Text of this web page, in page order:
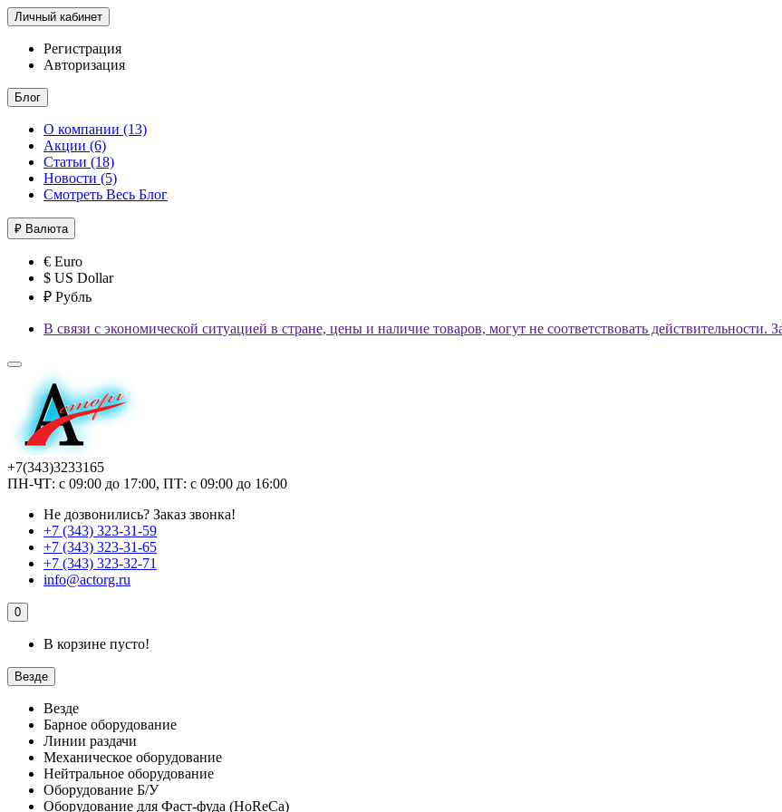
Личный кабинет
Регистрация
Авторизация
Блог
О компании (13)
Акции (6)
Статьи (18)
Новости (5)
Смотреть Весь Блог
₽ Валюта
€ Euro
$ US Dollar
₽ Рубль
В связи с экономической ситуацией в стране, цены и наличие товаров, могут не соответствовать действительности.
+7(343)3233165
ПН-ЧТ: с 09:00 до 17:00, ПТ: с 09:00 до 16:00
Не дозвонились? Заказ звонка!
+7 (343) 323-31-59
+7 (343) 323-31-65
+7 (343) 323-32-71
info@actorg.ru
0
В корзине пусто!
Везде
Везде
Барное оборудование
Линии раздачи
Механическое оборудование
Нейтральное оборудование
Оборудование Б/У
Оборудование для Фаст-фуда (HoReCa)